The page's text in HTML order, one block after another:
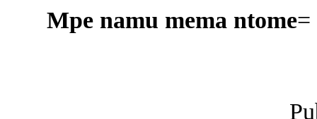
Mpe namu mema ntome=